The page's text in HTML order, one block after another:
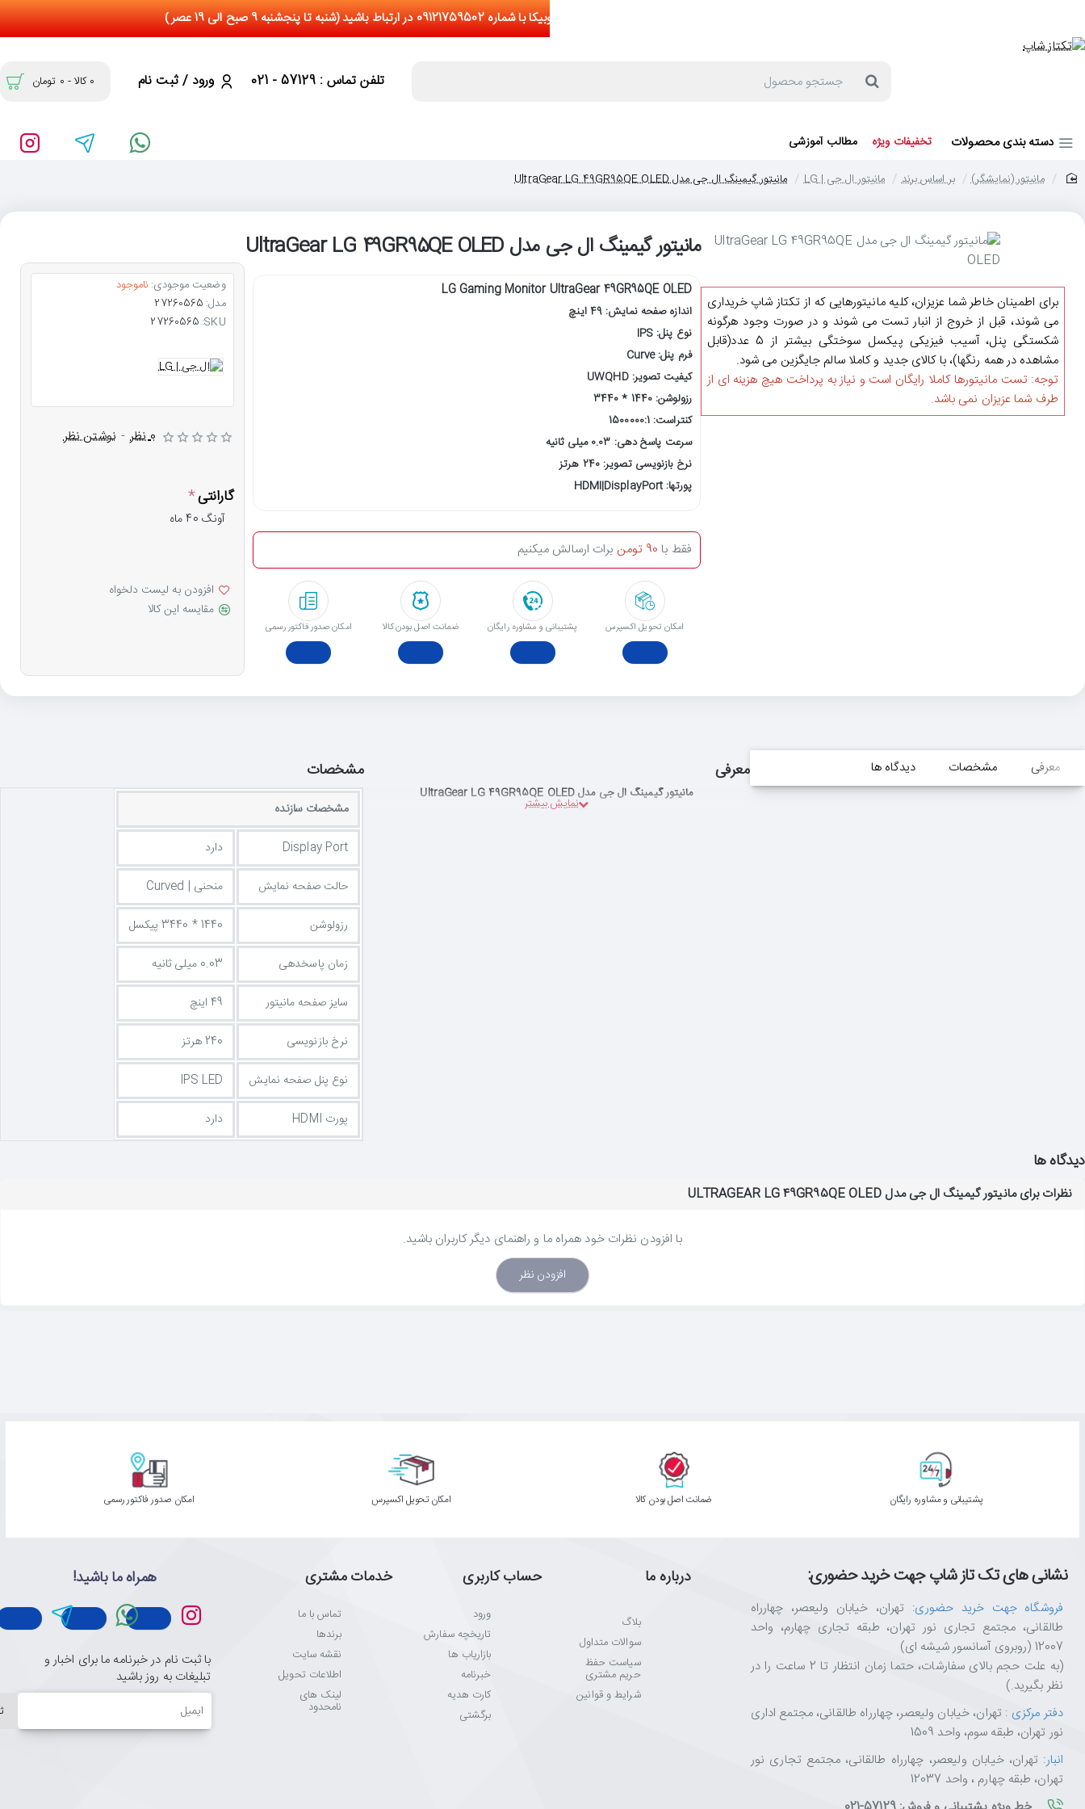
جستجو
تلفن تماس : 57129 - 021 ورود / ثبت نام 0 کالا - 0 تومان
دسته بندی محصولات تخفیفات ویژه مطالب آموزشی
مانیتور (نمایشگر) بر اساس برند مانیتور ال جی | LG مانیتور گیمینگ ال جی مدل UltraGear LG 49GR95QE OLED
برای اطمینان خاطر شما عزیزان، کلیه مانیتورهایی که از تکتاز شاپ خریداری
می شوند، قبل از خروج از انبار تست می شوند و در صورت وجود هرگونه
شکستگی پنل، آسیب فیزیکی پیکسل سوختگی بیشتر از 5 عدد(قابل
مشاهده در همه رنگها)، با کالای جدید و کاملا سالم جایگزین می شود.
توجه: تست مانیتورها کاملا رایگان است و نیاز به پرداخت هیچ هزینه ای از
طرف شما عزیزان نمی باشد.
مانیتور گیمینگ ال جی مدل UltraGear LG 49GR95QE OLED
LG Gaming Monitor UltraGear 49GR95QE OLED
اندازه صفحه نمایش: 49 اینچ
نوع پنل: IPS
فرم پنل: Curve
کیفیت تصویر: UWQHD
رزولوشن: 1440 * 3440
کنتراست: 1500000:1
سرعت پاسخ دهی: 0.03 میلی ثانیه
نرخ بازنویسی تصویر: 240 هرتز
پورتها: HDMI|DisplayPort
امکان تحویل اکسپرس پشتیبانی و مشاوره رایگان ﺿﻤﺎﻧﺖ اﺻﻞ ﺑﻮدن ﮐﺎﻟﺎ امکان صدور فاکتور رسمی
فقط با 90 تومن برات ارسالش میکنیم
وضعیت موجودی: ناموجود
مدل: 27260565
SKU:
27260565
0 نظر - نوشتن نظر
گارانتی
آونگ 40 ماه
افزودن به لیست دلخواه
مقایسه این کالا
معرفی مشخصات دیدگاه ها معرفی
مانیتور گیمینگ ال جی مدل UltraGear LG 49GR95QE OLED
مشخصات
مشخصات سازنده
Display Port
دارد
حالت صفحه نمایش
منحنی | Curved
رزولوشن
1440 * 3440 پیکسل
زمان پاسخدهی
0.03 میلی ثانیه
سایز صفحه مانیتور
49 اینچ
نرخ بازنویسی
240 هرتز
نوع پنل صفحه نمایش
IPS LED
پورت HDMI
دارد
دیدگاه ها
نظرات برای مانیتور گیمینگ ال جی مدل ULTRAGEAR LG 49GR95QE OLED
با افزودن نظرات خود همراه ما و راهنمای دیگر کاربران باشید.
افزودن نظر
پشتیبانی و مشاوره رایگان ﺿﻤﺎﻧﺖ اﺻﻞ ﺑﻮدن ﮐﺎﻟﺎ اﻣﮑﺎن ﺗﺤﻮﯾﻞ اﮐﺴﭙﺮس امکان صدور فاکتور رسمی
نشانی های تک تاز شاپ جهت خرید حضوری:
فروشگاه جهت خرید حضوری: تهران، خیابان ولیعصر، چهارراه
طالقانی، مجتمع تجاری نور تهران، طبقه تجاری چهارم، واحد
12007 (روبروی آسانسور شیشه ای)
(به علت حجم بالای سفارشات، حتما زمان انتظار تا 2 ساعت را در
نظر بگیرید.)
دفتر مرکزی : تهران، خیابان ولیعصر، چهارراه طالقانی، مجتمع اداری
نور تهران، طبقه سوم، واحد 1509
انبار: تهران، خیابان ولیعصر، چهارراه طالقانی، مجتمع تجاری نور
تهران، طبقه چهارم ، واحد 12037
درباره ما
بلاگ
سوالات متداول
سیاست حفظ
حریم مشتری
شرایط و قوانین
حساب کاربری
ورود
تاریخچه سفارش
بازاریاب ها
خبرنامه
کارت هدیه
برگشتی
خدمات مشتری
تماس با ما
برندها
نقشه سایت
اطلاعات تحویل
لینک های
نامحدود
همراه ما باشید!
با ثبت نام در خبرنامه ما برای اخبار و
تبلیغات به روز باشید
ایمیل